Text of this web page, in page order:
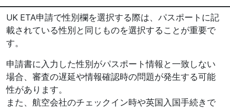
UK ETA申請で性別欄を選択する際は、パスポートに記
載されている性別と同じものを選択することが重要で
す。
申請書に入力した性別がパスポート情報と一致しない
場合、審査の遅延や情報確認時の問題が発生する可能
性があります。
また、航空会社のチェックイン時や英国入国手続きで